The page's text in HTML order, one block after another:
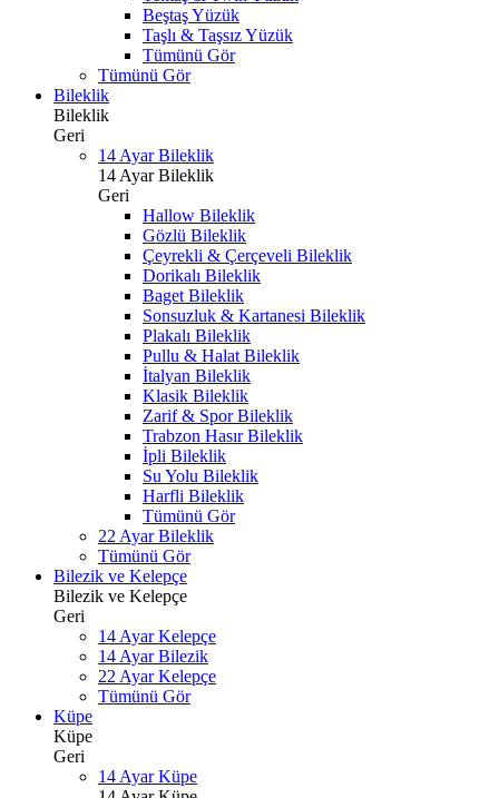
Beştaş Yüzük
Taşlı & Taşsız Yüzük
Tümünü Gör
Tümünü Gör
Bileklik
Bileklik
Geri
14 Ayar Bileklik
14 Ayar Bileklik
Geri
Hallow Bileklik
Gözlü Bileklik
Çeyrekli & Çerçeveli Bileklik
Dorikalı Bileklik
Baget Bileklik
Sonsuzluk & Kartanesi Bileklik
Plakalı Bileklik
Pullu & Halat Bileklik
İtalyan Bileklik
Klasik Bileklik
Zarif & Spor Bileklik
Trabzon Hasır Bileklik
İpli Bileklik
Su Yolu Bileklik
Harfli Bileklik
Tümünü Gör
22 Ayar Bileklik
Tümünü Gör
Bilezik ve Kelepçe
Bilezik ve Kelepçe
Geri
14 Ayar Kelepçe
14 Ayar Bilezik
22 Ayar Kelepçe
Tümünü Gör
Küpe
Küpe
Geri
14 Ayar Küpe